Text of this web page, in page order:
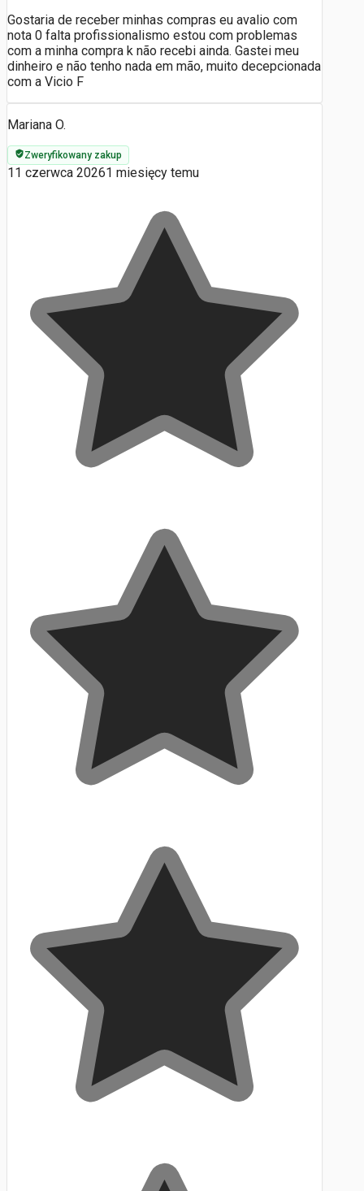
Gostaria de receber minhas compras eu avalio com
nota 0 falta profissionalismo estou com problemas
com a minha compra k não recebi ainda. Gastei meu
dinheiro e não tenho nada em mão, muito decepcionada
com a Vicio F
Mariana O.
Zweryfikowany zakup
11 czerwca 20261 miesięcy temu